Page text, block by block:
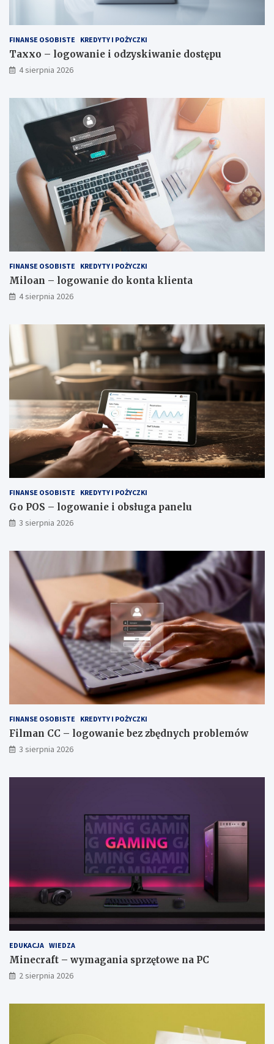
FINANSE OSOBISTE KREDYTY I POŻYCZKI
Taxxo – logowanie i odzyskiwanie dostępu
4 sierpnia 2026
FINANSE OSOBISTE KREDYTY I POŻYCZKI
Miloan – logowanie do konta klienta
4 sierpnia 2026
FINANSE OSOBISTE KREDYTY I POŻYCZKI
Go POS – logowanie i obsługa panelu
3 sierpnia 2026
FINANSE OSOBISTE KREDYTY I POŻYCZKI
Filman CC – logowanie bez zbędnych problemów
3 sierpnia 2026
EDUKACJA WIEDZA
Minecraft – wymagania sprzętowe na PC
2 sierpnia 2026